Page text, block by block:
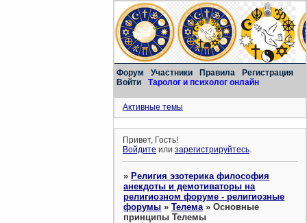
Форум Участники Правила
Регистрация
Войти
Таролог и психолог онлайн
Активные темы
Привет, Гость!
Войдите илизарегистрируйтесь.
»Религия эзотерика философия
анекдоты и демотиваторы на
религиозном форуме - религиозные
форумы »Телема »Основные
принципы Телемы